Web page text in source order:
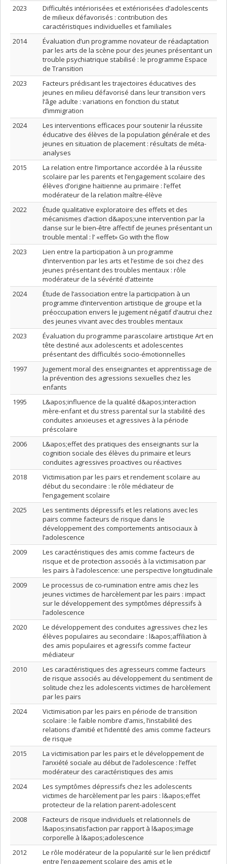
2023
Difficultés intériorisées et extériorisées d’adolescents
de milieux défavorisés : contribution des
caractéristiques individuelles et familiales
2014
Évaluation d’un programme novateur de réadaptation
par les arts de la scène pour des jeunes présentant un
trouble psychiatrique stabilisé : le programme Espace
de Transition
2023
Facteurs prédisant les trajectoires éducatives des
jeunes en milieu défavorisé dans leur transition vers
l’âge adulte : variations en fonction du statut
d’immigration
2024
Les interventions efficaces pour soutenir la réussite
éducative des élèves de la population générale et des
jeunes en situation de placement : résultats de méta-
analyses
2015
La relation entre l’importance accordée à la réussite
scolaire par les parents et l’engagement scolaire des
élèves d’origine haïtienne au primaire : l’effet
modérateur de la relation maître-élève
2022
Étude qualitative exploratoire des effets et des
mécanismes d’action d&apos;une intervention par la
danse sur le bien-être affectif de jeunes présentant un
trouble mental : l’ «effet» Go with the flow
2023
Lien entre la participation à un programme
d’intervention par les arts et l’estime de soi chez des
jeunes présentant des troubles mentaux : rôle
modérateur de la sévérité d’atteinte
2024
Étude de l’association entre la participation à un
programme d’intervention artistique de groupe et la
préoccupation envers le jugement négatif d’autrui chez
des jeunes vivant avec des troubles mentaux
2023
Évaluation du programme parascolaire artistique Art en
tête destiné aux adolescents et adolescentes
présentant des difficultés socio-émotionnelles
1997
Jugement moral des enseignantes et apprentissage de
la prévention des agressions sexuelles chez les
enfants
1995
L&apos;influence de la qualité d&apos;interaction
mère-enfant et du stress parental sur la stabilité des
conduites anxieuses et agressives à la période
préscolaire
2006
L&apos;effet des pratiques des enseignants sur la
cognition sociale des élèves du primaire et leurs
conduites agressives proactives ou réactives
2018
Victimisation par les pairs et rendement scolaire au
début du secondaire : le rôle médiateur de
l’engagement scolaire
2025
Les sentiments dépressifs et les relations avec les
pairs comme facteurs de risque dans le
développement des comportements antisociaux à
l’adolescence
2009
Les caractéristiques des amis comme facteurs de
risque et de protection associés à la victimisation par
les pairs à l’adolescence: une perspective longitudinale
2009
Le processus de co-rumination entre amis chez les
jeunes victimes de harcèlement par les pairs : impact
sur le développement des symptômes dépressifs à
l’adolescence
2020
Le développement des conduites agressives chez les
élèves populaires au secondaire : l&apos;affiliation à
des amis populaires et agressifs comme facteur
médiateur
2010
Les caractéristiques des agresseurs comme facteurs
de risque associés au développement du sentiment de
solitude chez les adolescents victimes de harcèlement
par les pairs
2024
Victimisation par les pairs en période de transition
scolaire : le faible nombre d’amis, l’instabilité des
relations d’amitié et l’identité des amis comme facteurs
de risque
2015
La victimisation par les pairs et le développement de
l’anxiété sociale au début de l’adolescence : l’effet
modérateur des caractéristiques des amis
2024
Les symptômes dépressifs chez les adolescents
victimes de harcèlement par les pairs : l&apos;effet
protecteur de la relation parent-adolescent
2008
Facteurs de risque individuels et relationnels de
l&apos;insatisfaction par rapport à l&apos;image
corporelle à l&apos;adolescence
2012
Le rôle modérateur de la popularité sur le lien prédictif
entre l’engagement scolaire des amis et le